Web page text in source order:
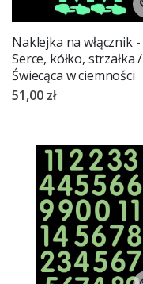
Naklejka na włącznik -
Serce, kółko, strzałka /
Świecąca w ciemności
51,00 zł